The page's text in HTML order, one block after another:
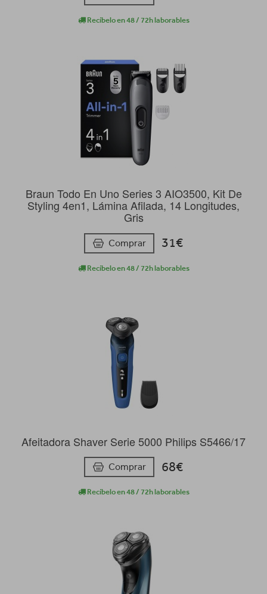
Recíbelo en 48 / 72h laborables
Braun Todo En Uno Series 3 AIO3500, Kit De
Styling 4en1, Lámina Afilada, 14 Longitudes,
Gris
Comprar 31€
Recíbelo en 48 / 72h laborables
Afeitadora Shaver Serie 5000 Philips S5466/17
Comprar 68€
Recíbelo en 48 / 72h laborables